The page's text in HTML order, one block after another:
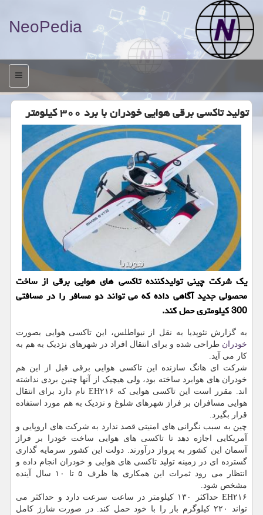
NeoPedia
منو
تولید تاكسی برقی هوایی خودران با برد ۳۰۰ كیلومتر
یک شرکت چینی تولیدکننده تاکسی های هوایی برقی از ساخت
محصولی جدید آگاهی داده که می تواند دو مسافر را در مسافتی
300 کیلومتری حمل کند.
به گزارش نئوپدیا به نقل از نیواطلس، این تاکسی هوایی بصورت
خودران طراحی شده و برای انتقال افراد در شهرهای نزدیک به هم به
کار می آید.
شرکت ای هانگ سازنده این تاکسی هوایی برقی قبل از این هم
خودران های هوابرد ساخته بود، ولی هیچیک از آنها چنین بردی نداشته
اند. مقرر است این تاکسی هوایی که EH۲۱۶ نام دارد برای انتقال
هوایی مسافران بر فراز شهرهای شلوغ و نزدیک به هم مورد استفاده
قرار بگیرد.
چین به سبب نگرانی های امنیتی قصد ندارد به شرکت های اروپایی و
آمریکایی اجازه دهد تا تاکسی های هوایی ساخت خودرا بر فراز
آسمان این کشور به پرواز درآورند. دولت این کشور سرمایه گذاری
گسترده ای در زمینه تولید تاکسی های هوایی و خودران انجام داده و
انتظار می رود ثمرات این همکاری ها ظرف ۵ تا ۱۰ سال آینده
مشخص شود.
EH۲۱۶ حداکثر ۱۳۰ کیلومتر در ساعت سرعت دارد و حداکثر می
تواند ۲۲۰ کیلوگرم بار را با خود حمل کند. در صورت شارژ کامل